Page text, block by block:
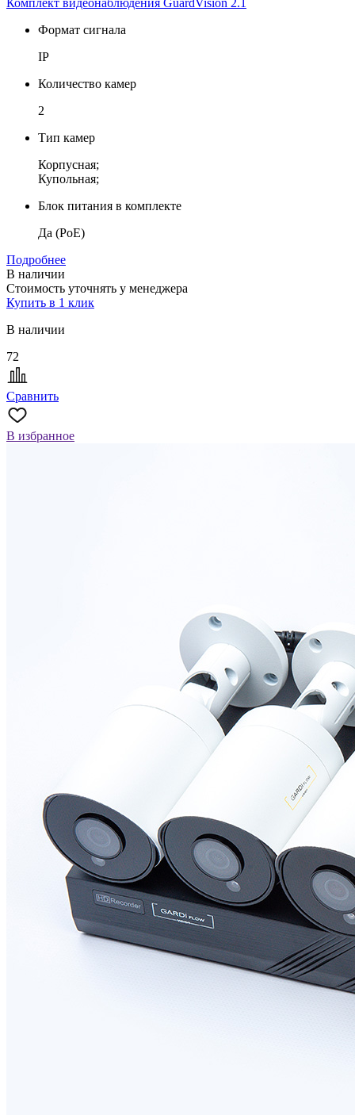
Формат сигнала
IP
Количество камер
2
Тип камер
Корпусная;
Купольная;
Блок питания в комплекте
Да (PoE)
Подробнее
В наличии
Стоимость уточнять у менеджера
Купить в 1 клик
В наличии
72
Сравнить
В избранное